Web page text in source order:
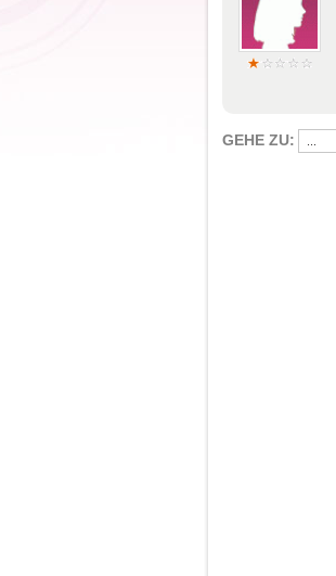
GEHE ZU: